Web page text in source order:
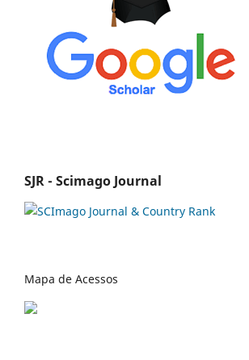
SJR - Scimago Journal
Mapa de Acessos